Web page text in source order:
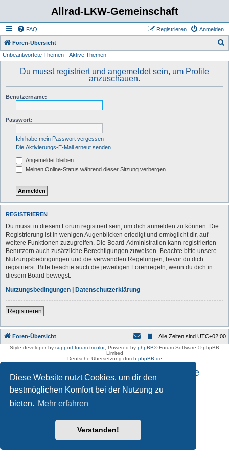
Diese Website nutzt Cookies, um dir den
bestmöglichen Komfort bei der Nutzung zu
bieten. Mehr erfahren
Verstanden!
Allrad-LKW-Gemeinschaft
FAQ Anmelden
Registrieren
Foren-Übersicht
Unbeantwortete Themen Aktive Themen
Du musst registriert und angemeldet sein, um Profile
anzuschauen.
Benutzername:
Passwort:
Ich habe mein Passwort vergessen
Die Aktivierungs-E-Mail erneut senden
Angemeldet bleiben
Meinen Online-Status während dieser Sitzung verbergen
REGISTRIEREN
Du musst in diesem Forum registriert sein, um dich anmelden zu können. Die
Registrierung ist in wenigen Augenblicken erledigt und ermöglicht dir, auf
weitere Funktionen zuzugreifen. Die Board-Administration kann registrierten
Benutzern auch zusätzliche Berechtigungen zuweisen. Beachte bitte unsere
Nutzungsbedingungen und die verwandten Regelungen, bevor du dich
registrierst. Bitte beachte auch die jeweiligen Forenregeln, wenn du dich in
diesem Board bewegst.
Nutzungsbedingungen | Datenschutzerklärung
Registrieren
Foren-Übersicht Alle Zeiten sind UTC+02:00
Style developer by support forum tricolor, Powered by phpBB® Forum Software © phpBB
Limited
Deutsche Übersetzung durch phpBB.de
Impressum und Datenschutzhinweise